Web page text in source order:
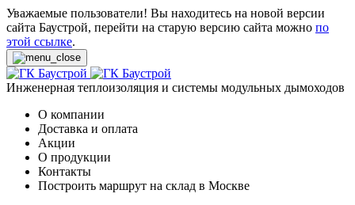
Уважаемые пользователи! Вы находитесь на новой версии
сайта Баустрой, перейти на старую версию сайта можно по
этой ссылке.
Инженерная теплоизоляция и системы модульных дымоходов
О компании
Доставка и оплата
Акции
О продукции
Контакты
Построить маршрут на склад в Москве